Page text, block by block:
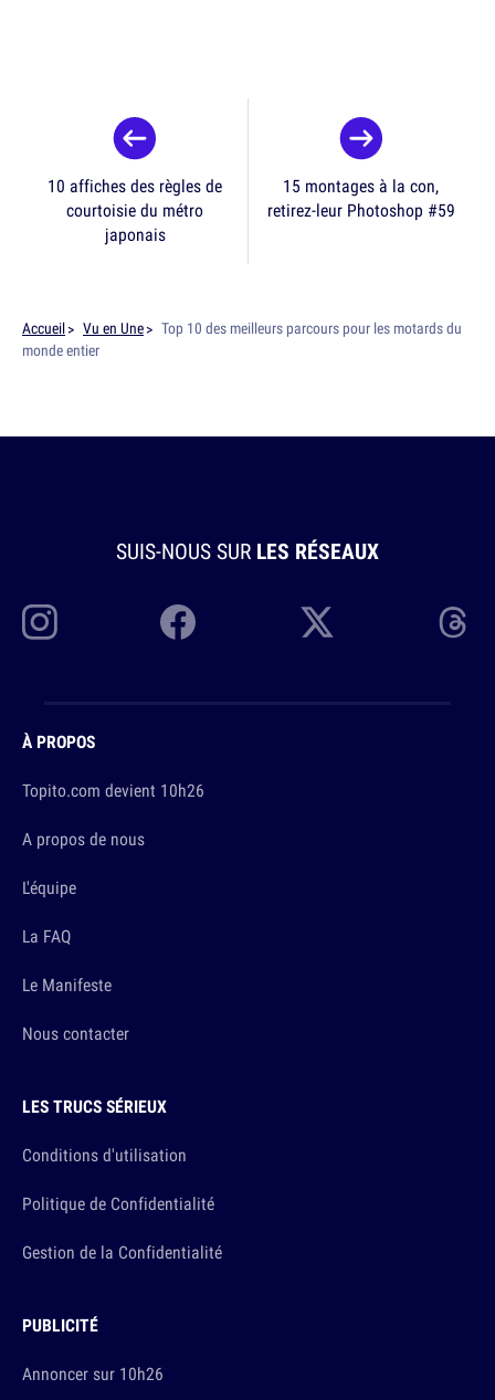
10 affiches des règles de
courtoisie du métro
japonais
15 montages à la con,
retirez-leur Photoshop #59
Accueil Vu en Une
Top 10 des meilleurs parcours pour les motards du
monde entier
SUIS-NOUS SUR LES RÉSEAUX
À PROPOS
Topito.com devient 10h26
A propos de nous
L'équipe
La FAQ
Le Manifeste
Nous contacter
LES TRUCS SÉRIEUX
Conditions d'utilisation
Politique de Confidentialité
Gestion de la Confidentialité
PUBLICITÉ
Annoncer sur 10h26